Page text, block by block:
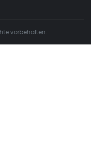
vorbehalten.